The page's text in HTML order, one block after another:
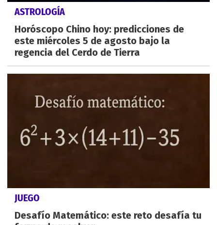
ASTROLOGÍA
Horóscopo Chino hoy: predicciones de
este miércoles 5 de agosto bajo la
regencia del Cerdo de Tierra
JUEGO
Desafío Matemático: este reto desafía tu